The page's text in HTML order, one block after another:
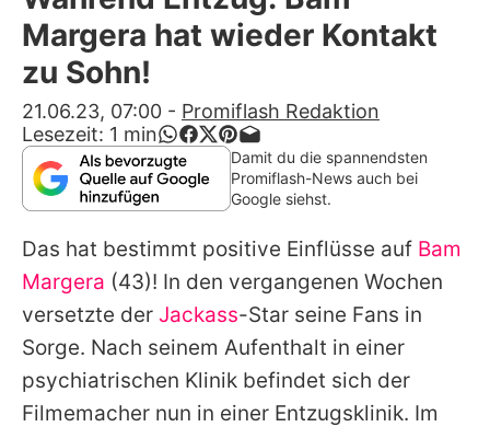
Alle Themen auf Promiflash
App runterladen
Team
Redaktionelle Richtlinien
Impressum
Datenschutzerklärung
Nutzungsbedingungen
Utiq verwalten
Margera hat wieder Kontakt
zu Sohn!
21.06.23, 07:00 - Promiflash Redaktion
Lesezeit: 1 min
Damit du die spannendsten
Promiflash-News auch bei
Google siehst.
Das hat bestimmt positive Einflüsse auf Bam
Margera (43)! In den vergangenen Wochen
versetzte der Jackass-Star seine Fans in
Sorge. Nach seinem Aufenthalt in einer
psychiatrischen Klinik befindet sich der
Filmemacher nun in einer Entzugsklinik. Im